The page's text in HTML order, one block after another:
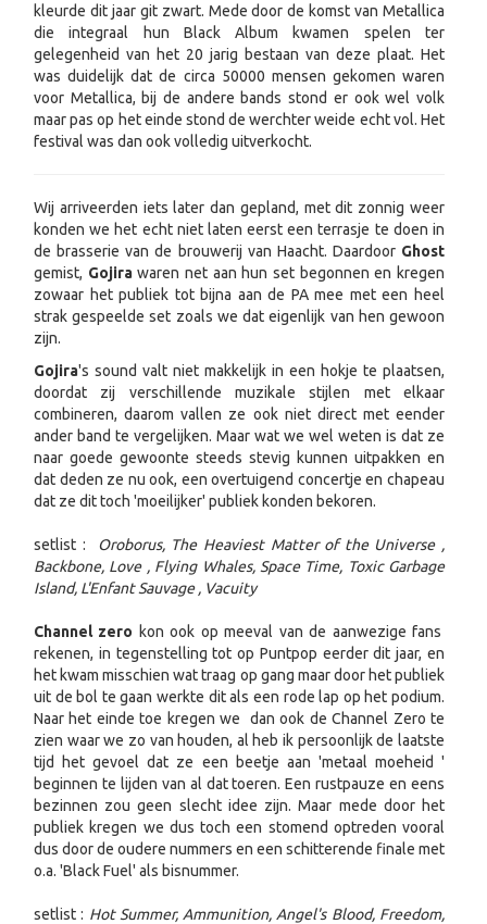
kleurde dit jaar git zwart. Mede door de komst van Metallica
die integraal hun Black Album kwamen spelen ter
gelegenheid van het 20 jarig bestaan van deze plaat. Het
was duidelijk dat de circa 50000 mensen gekomen waren
voor Metallica, bij de andere bands stond er ook wel volk
maar pas op het einde stond de werchter weide echt vol. Het
festival was dan ook volledig uitverkocht.
Wij arriveerden iets later dan gepland, met dit zonnig weer
konden we het echt niet laten eerst een terrasje te doen in
de brasserie van de brouwerij van Haacht. Daardoor Ghost
gemist, Gojirawaren net aan hun set begonnen en kregen
zowaar het publiek tot bijna aan de PA mee met een heel
strak gespeelde set zoals we dat eigenlijk van hen gewoon
zijn.
Gojira's sound valt niet makkelijk in een hokje te plaatsen,
doordat zij verschillende muzikale stijlen met elkaar
combineren, daarom vallen ze ook niet direct met eender
ander band te vergelijken. Maar wat we wel weten is dat ze
naar goede gewoonte steeds stevig kunnen uitpakken en
dat deden ze nu ook, een overtuigend concertje en chapeau
dat ze dit toch 'moeilijker' publiek konden bekoren.
setlist : Oroborus, The Heaviest Matter of the Universe ,
Backbone, Love , Flying Whales, Space Time, Toxic Garbage
Island, L'Enfant Sauvage , Vacuity
Channel zero kon ook op meeval van de aanwezige fans
rekenen, in tegenstelling tot op Puntpop eerder dit jaar, en
het kwam misschien wat traag op gang maar door het publiek
uit de bol te gaan werkte dit als een rode lap op het podium.
Naar het einde toe kregen we dan ook de Channel Zero te
zien waar we zo van houden, al heb ik persoonlijk de laatste
tijd het gevoel dat ze een beetje aan 'metaal moeheid '
beginnen te lijden van al dat toeren. Een rustpauze en eens
bezinnen zou geen slecht idee zijn. Maar mede door het
publiek kregen we dus toch een stomend optreden vooral
dus door de oudere nummers en een schitterende finale met
o.a. 'Black Fuel' als bisnummer.
setlist : Hot Summer, Ammunition, Angel's Blood, Freedom,